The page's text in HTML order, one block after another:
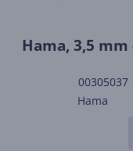
Hama, 3,5
00305037
Hama